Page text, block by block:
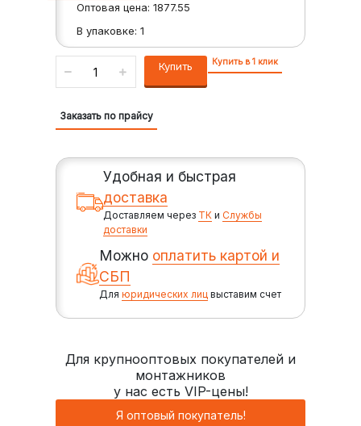
Оптовая цена: 1877.55
В упаковке: 1
Купить Купить в 1 клик
Заказать по прайсу
Удобная и быстрая
доставка
Доставляем через ТК иСлужбы
доставки
Можно оплатить картой и
СБП
Дляюридических лиц выставим счет
Для крупнооптовых покупателей и
монтажников
у нас есть VIP-цены!
Я оптовый покупатель!